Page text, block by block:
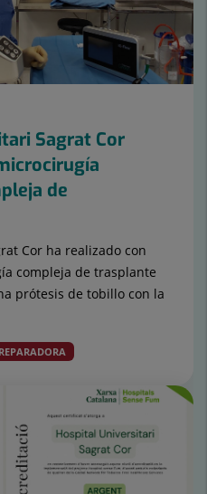
Sagrat Cor
de
Cor ha realizado con
compleja de trasplante
prótesis de tobillo con la